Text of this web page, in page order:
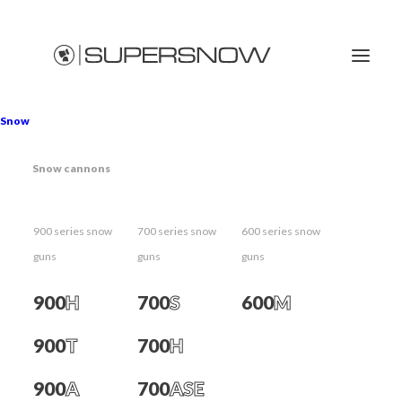
Snow
Snow cannons
900 series snow
guns
900H
900T
900A
700 series snow
guns
700S
700H
700ASE
600 series snow
guns
600M